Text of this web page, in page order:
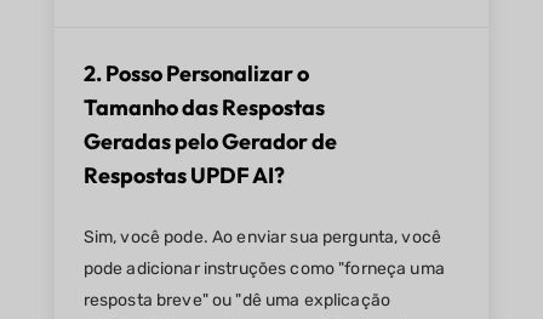
2. Posso Personalizar o
Tamanho das Respostas
Geradas pelo Gerador de
Respostas UPDF AI?
Sim, você pode. Ao enviar sua pergunta, você
pode adicionar instruções como "forneça uma
resposta breve" ou "dê uma explicação